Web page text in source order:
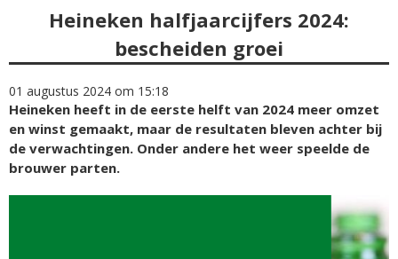
Heineken halfjaarcijfers 2024:
bescheiden groei
01 augustus 2024 om 15:18
Heineken heeft in de eerste helft van 2024 meer omzet
en winst gemaakt, maar de resultaten bleven achter bij
de verwachtingen. Onder andere het weer speelde de
brouwer parten.